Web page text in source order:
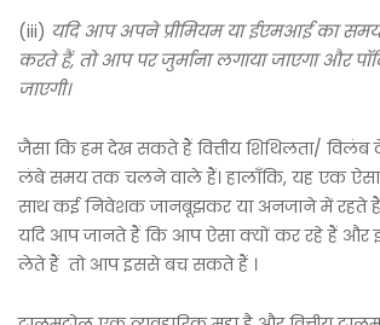
(iii) यदि आप अपने प्रीमियम या ईएमआई का
करते हैं, तो आप पर जुर्माना लगाया जाएगा और
जाएगी।
जैसा कि हम देख सकते हैं वित्तीय शिथिलता/
लंबे समय तक चलने वाले हैं। हालाँकि, यह एक
साथ कई निवेशक जानबूझकर या अनजाने में रहते
यदि आप जानते हैं कि आप ऐसा क्यों कर रहे हैं और
लेते हैं तो आप इससे बच सकते हैं ।